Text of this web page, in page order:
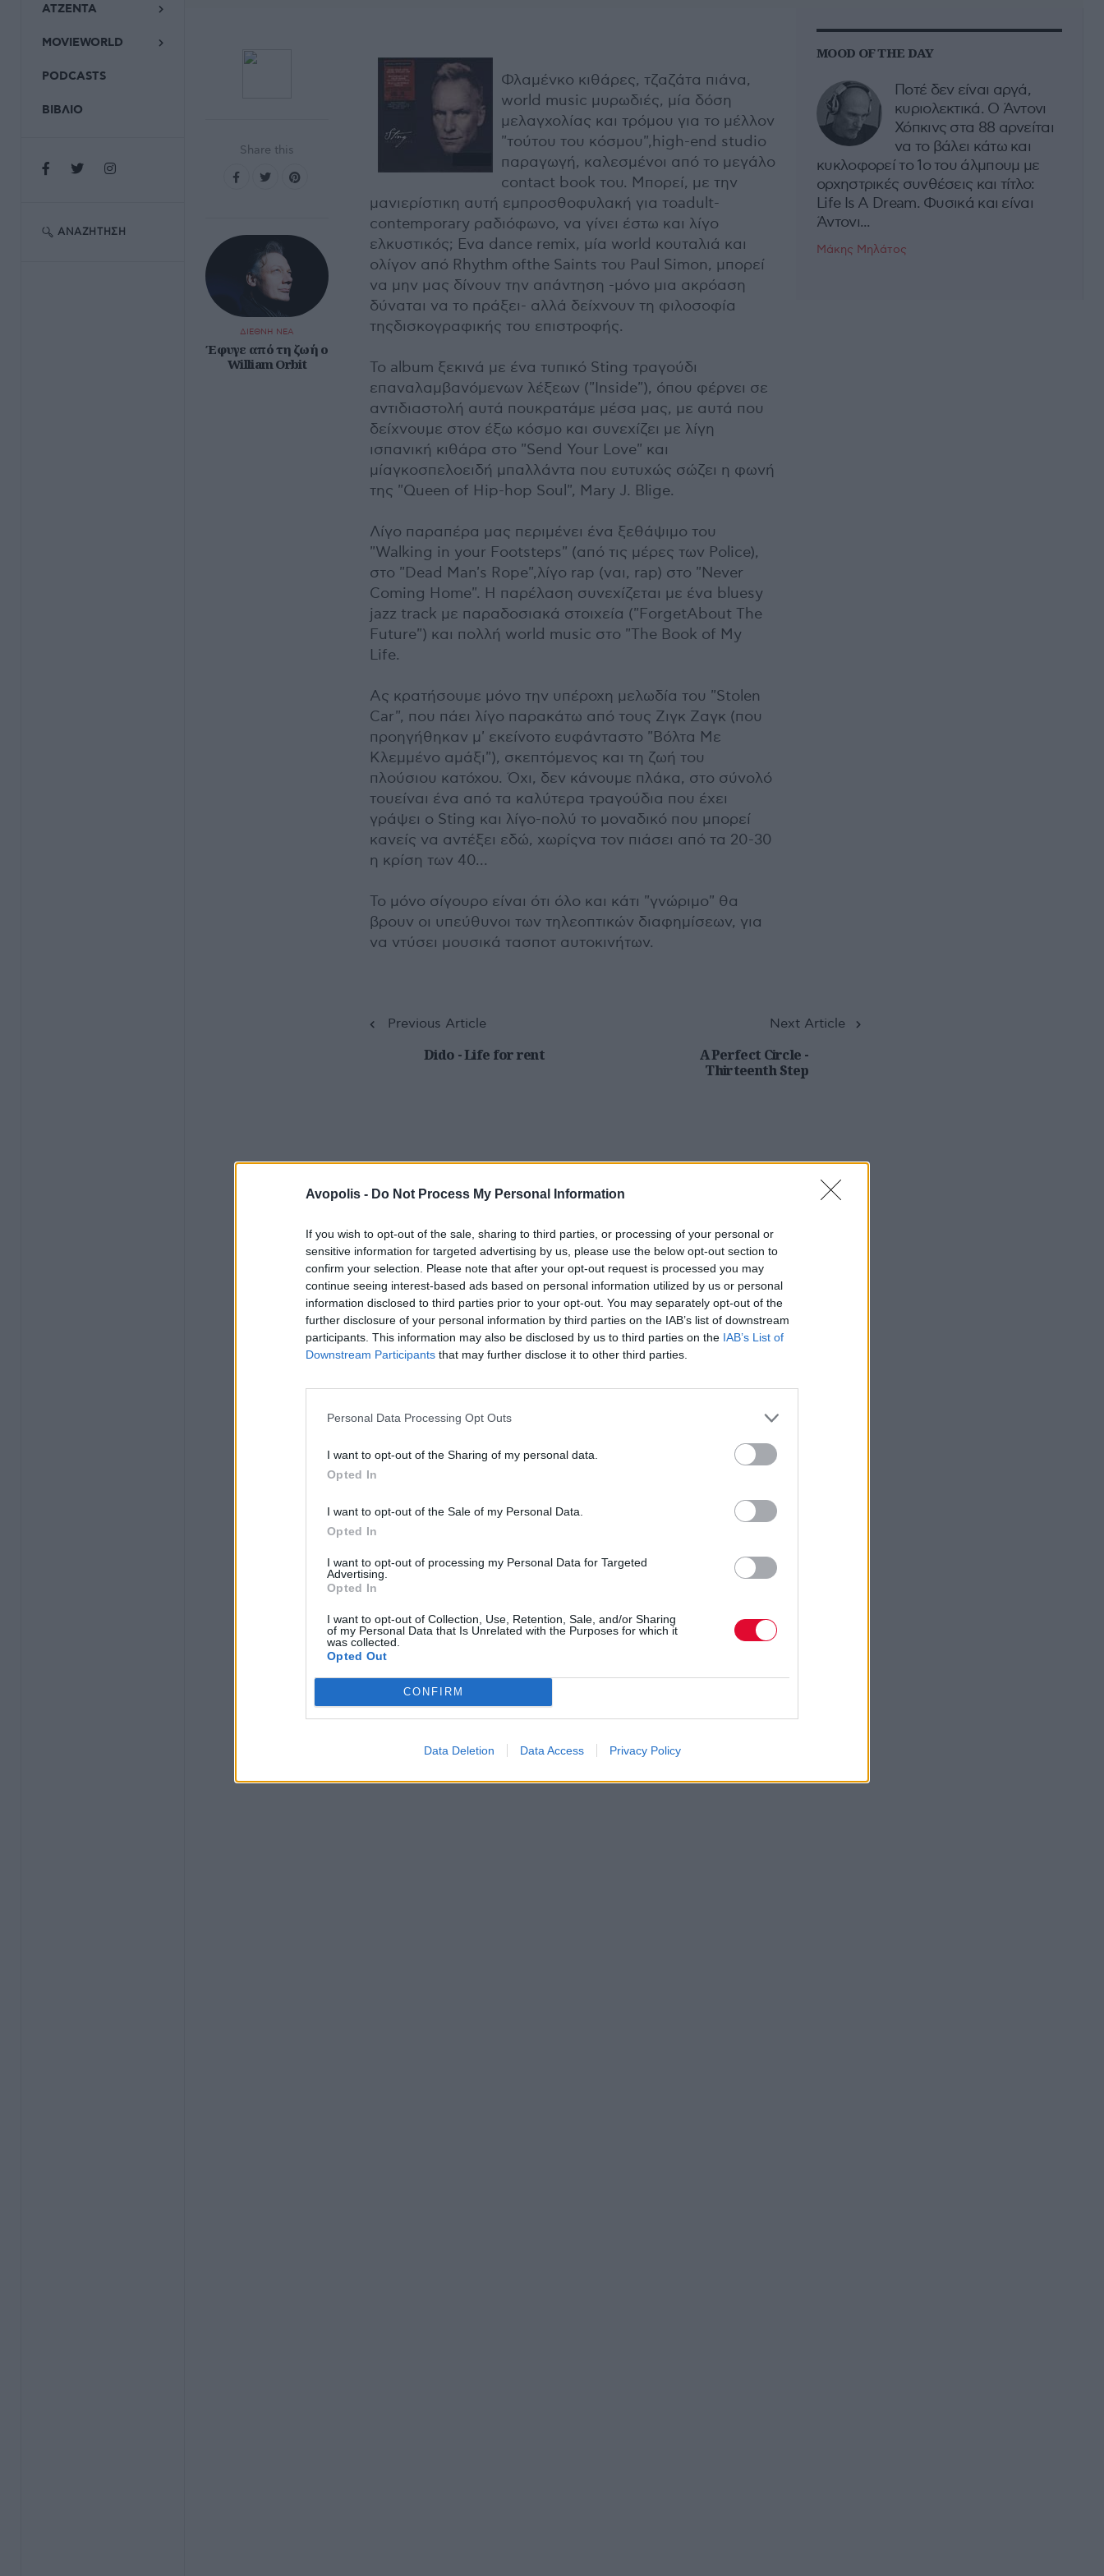
Avopolis - Do Not Process My Personal Information
If you wish to opt-out of the sale, sharing to third parties, or processing of your personal or
sensitive information for targeted advertising by us, please use the below opt-out section to
confirm your selection. Please note that after your opt-out request is processed you may
continue seeing interest-based ads based on personal information utilized by us or personal
information disclosed to third parties prior to your opt-out. You may separately opt-out of the
further disclosure of your personal information by third parties on the IAB’s list of downstream
participants. This information may also be disclosed by us to third parties on the IAB’s List of
Downstream Participants that may further disclose it to other third parties.
Personal Data Processing Opt Outs
I want to opt-out of the Sharing of my personal data.
Opted In
I want to opt-out of the Sale of my Personal Data.
Opted In
I want to opt-out of processing my Personal Data for Targeted
Advertising.
Opted In
I want to opt-out of Collection, Use, Retention, Sale, and/or Sharing
of my Personal Data that Is Unrelated with the Purposes for which it
was collected.
Opted Out
CONFIRM
Data Deletion Data Access Privacy Policy
ΑΤΖΕΝΤΑ
MOVIEWORLD
PODCASTS
ΒΙΒΛΙΟ
ΑΝΑΖΉΤΗΣΗ
Share this
ΔΙΕΘΝΗ ΝΕΑ
Έφυγε από τη ζωή ο
William Orbit
Φλαμένκο κιθάρες, τζαζάτα πιάνα,
world music μυρωδιές, μία δόση
μελαγχολίας και τρόμου για το μέλλον
"τούτου του κόσμου",high-end studio
παραγωγή, καλεσμένοι από το μεγάλο
contact book του. Μπορεί, με την
μανιερίστικη αυτή εμπροσθοφυλακή για τοadult-
contemporary ραδιόφωνο, να γίνει έστω και λίγο
ελκυστικός; Ενα dance remix, μία world κουταλιά και
ολίγον από Rhythm ofthe Saints του Paul Simon, μπορεί
να μην μας δίνουν την απάντηση -μόνο μια ακρόαση
δύναται να το πράξει- αλλά δείχνουν τη φιλοσοφία
τηςδισκογραφικής του επιστροφής.
Το album ξεκινά με ένα τυπικό Sting τραγούδι
επαναλαμβανόμενων λέξεων ("Inside"), όπου φέρνει σε
αντιδιαστολή αυτά πουκρατάμε μέσα μας, με αυτά που
δείχνουμε στον έξω κόσμο και συνεχίζει με λίγη
ισπανική κιθάρα στο "Send Your Love" και
μίαγκοσπελοειδή μπαλλάντα που ευτυχώς σώζει η φωνή
της "Queen of Hip-hop Soul", Mary J. Blige.
Λίγο παραπέρα μας περιμένει ένα ξεθάψιμο του
"Walking in your Footsteps" (από τις μέρες των Police),
στο "Dead Man's Rope",λίγο rap (ναι, rap) στο "Never
Coming Home". Η παρέλαση συνεχίζεται με ένα bluesy
jazz track με παραδοσιακά στοιχεία ("ForgetAbout The
Future") και πολλή world music στο "The Book of My
Life.
Ας κρατήσουμε μόνο την υπέροχη μελωδία του "Stolen
Car", που πάει λίγο παρακάτω από τους Ζιγκ Ζαγκ (που
προηγήθηκαν μ' εκείνοτο ευφάνταστο "Βόλτα Με
Κλεμμένο αμάξι"), σκεπτόμενος και τη ζωή του
πλούσιου κατόχου. Όχι, δεν κάνουμε πλάκα, στο σύνολό
τουείναι ένα από τα καλύτερα τραγούδια που έχει
γράψει ο Sting και λίγο-πολύ το μοναδικό που μπορεί
κανείς να αντέξει εδώ, χωρίςνα τον πιάσει από τα 20-30
η κρίση των 40...
Το μόνο σίγουρο είναι ότι όλο και κάτι "γνώριμο" θα
βρουν οι υπεύθυνοι των τηλεοπτικών διαφημίσεων, για
να ντύσει μουσικά τασποτ αυτοκινήτων.
MOOD OF THE DAY
Ποτέ δεν είναι αργά,
κυριολεκτικά. Ο Άντονι
Χόπκινς στα 88 αρνείται
να το βάλει κάτω και
κυκλοφορεί το 1ο του άλμπουμ με
ορχηστρικές συνθέσεις και τίτλο:
Life Is A Dream. Φυσικά και είναι
Άντονι...
Μάκης Μηλάτος
Previous Article
Dido - Life for rent
Next Article
A Perfect Circle -
Thirteenth Step